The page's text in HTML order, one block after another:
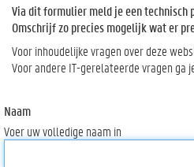
Via dit formulier meld je een technisch
Omschrijf zo precies mogelijk wat er
Voor inhoudelijke vragen over deze
Voor andere IT-gerelateerde vragen ga
Naam
Voer uw volledige naam in